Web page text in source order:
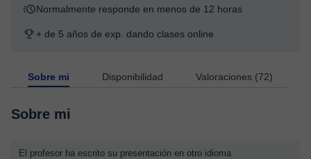
Normalmente responde en menos de 12 horas
+ de 5 años de exp. dando clases online
Sobre mi Disponibilidad Valoraciones (72)
Sobre mi
El profesor ha escrito su presentación en otro idioma